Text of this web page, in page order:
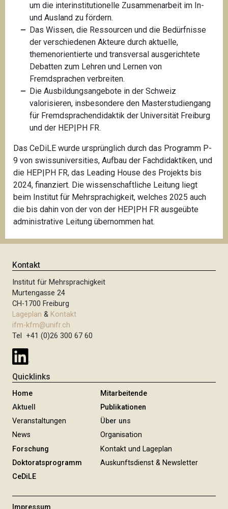
um die interinstitutionelle Zusammenarbeit im In-
und Ausland zu fördern.
Das Wissen, die Ressourcen und die Bedürfnisse
der verschiedenen Akteure durch aktuelle,
themenorientierte und transversal ausgerichtete
Debatten zum Lehren und Lernen von
Fremdsprachen verbreiten.
Die Ausbildungsangebote in der Schweiz
valorisieren, insbesondere den Masterstudiengang
für Fremdsprachendidaktik der Universität Freiburg
und der HEP|PH FR.
Das CeDiLE wurde ursprünglich durch das Programm P-
9 von swissuniversities, Aufbau der Fachdidaktiken, und
die HEP|PH FR, das Leading House des Projekts bis
2024, finanziert. Die wissenschaftliche Leitung liegt
beim Institut für Mehrsprachigkeit, welches 2025 auch
die bis dahin von der von der HEP|PH FR ausgeübte
administrative Leitung übernommen hat.
Kontakt
Institut für Mehrsprachigkeit
Murtengasse 24
CH-1700 Freiburg
Lageplan & Kontakt
ifm-kfm@unifr.ch
Tel +41 (0)26 300 67 60
Quicklinks
Home
Aktuell
Veranstaltungen
News
Forschung
Doktoratsprogramm
CeDiLE
Mitarbeitende
Publikationen
Über uns
Organisation
Kontakt und Lageplan
Auskunftsdienst & Newsletter
Impressum